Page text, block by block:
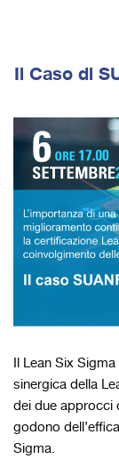
Il Caso di
Il Lean Six
sinergica della
dei due approcci
godono
Sigma.